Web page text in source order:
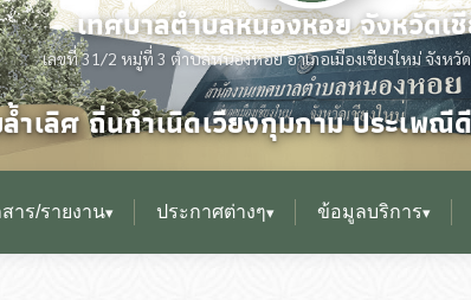
เทศบาลตำบลหนองหอย จังหวัดเ
เลขที่ 31/2 หมู่ที่ 3 ตำบลหนองหอย อำเภอเมืองเชียงใหม่ จังหวั
ำเลิศ ถิ่นกำเนิดเวียงกุมกาม ประเพณี
สาร/รายงาน▾ ประกาศต่างๆ▾ ข้อมูลบริการ▾